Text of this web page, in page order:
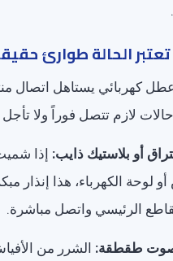
الحالة طوارئ
كهربائي يستاهل اتصال
لازم تتصل فوراً ولا
أو بلاستيك ذايب: إذا
لوحة الكهرباء، هذا إنذار
الرئيسي واتصل مباشرة.
طقطقة: الشرر من